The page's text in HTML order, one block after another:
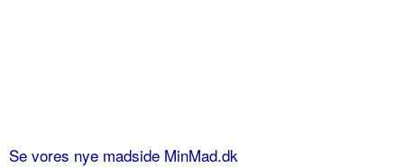
Se vores nye madside MinMad.dk